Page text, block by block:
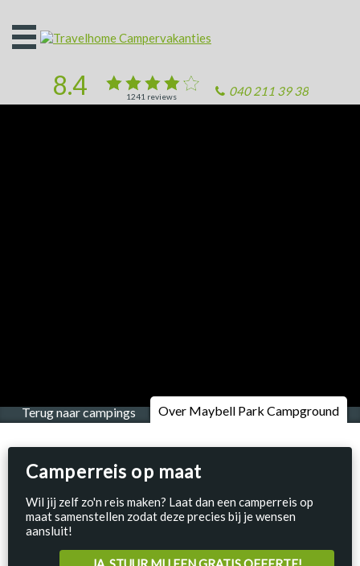
Open
het
040 211 39 38
1241 reviews
8.4
Terug naar campings Over Maybell Park Campground
Camperreis op maat
Wil jij zelf zo'n reis maken? Laat dan een camperreis op
maat samenstellen zodat deze precies bij je wensen
aansluit!